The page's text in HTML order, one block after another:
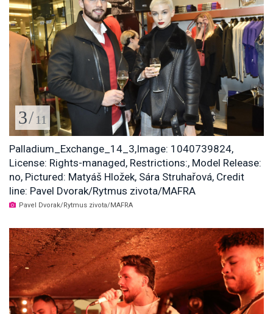
3/ 11
Palladium_Exchange_14_3,Image: 1040739824,
License: Rights-managed, Restrictions:, Model Release:
no, Pictured: Matyáš Hložek, Sára Struhařová, Credit
line: Pavel Dvorak/Rytmus zivota/MAFRA
Pavel Dvorak/Rytmus zivota/MAFRA